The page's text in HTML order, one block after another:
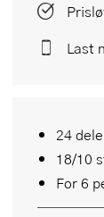
24
18/10
For 6
Last